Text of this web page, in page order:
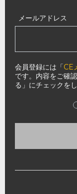
メールアドレス
会員登録には「CE
です。内容をご確
る」にチェックを